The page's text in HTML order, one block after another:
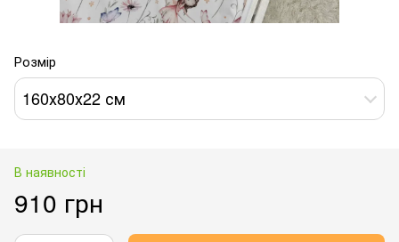
Розмір
160х80х22 см
В наявності
910 грн